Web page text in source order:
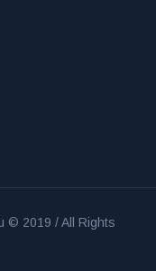
© 2019 / All Rights